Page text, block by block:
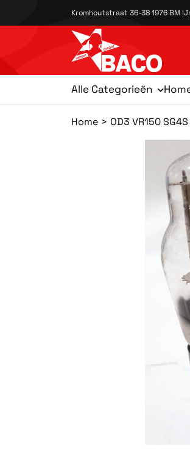
Kromhoutstraat 36-38 1976 BM
Alle Categorieën
Home OD3 VR150 SG4S